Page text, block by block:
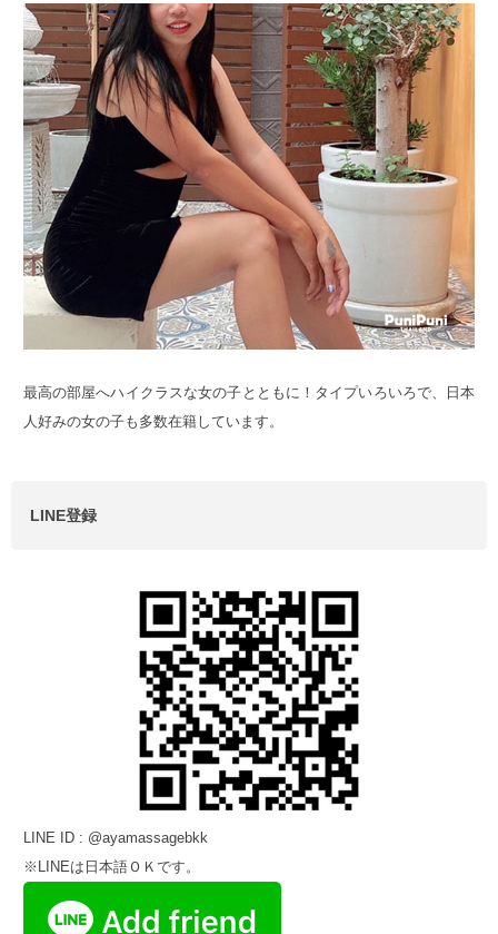
最高の部屋へハイクラスな女の子とともに！タイプいろいろで、日本
人好みの女の子も多数在籍しています。
LINE登録
LINE ID : @ayamassagebkk
※LINEは日本語ＯＫです。